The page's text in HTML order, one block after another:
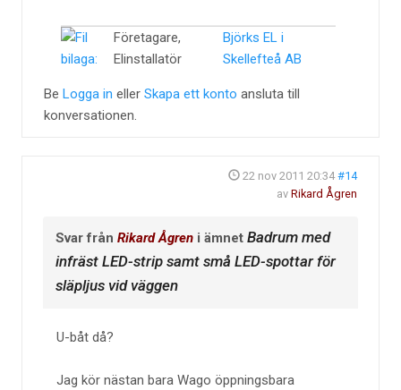
Företagare,
Elinstallatör
Björks EL i
Skellefteå AB
Be Logga in eller Skapa ett konto ansluta till
konversationen.
22 nov 2011 20:34 #14
av Rikard Ågren
Svar från Rikard Ågren i ämnet Badrum med
infräst LED-strip samt små LED-spottar för
släpljus vid väggen
U-båt då?
Jag kör nästan bara Wago öppningsbara